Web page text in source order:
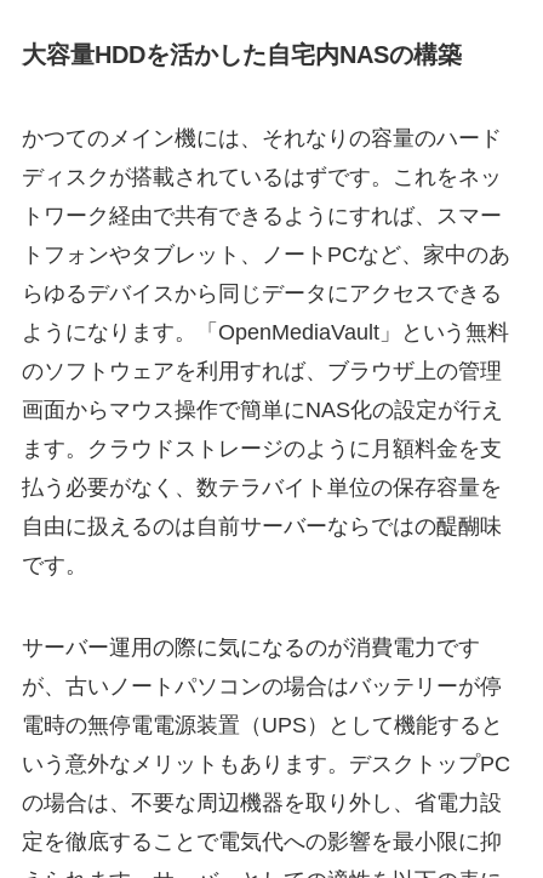
大容量HDDを活かした自宅内NASの構築
かつてのメイン機には、それなりの容量のハード
ディスクが搭載されているはずです。これをネッ
トワーク経由で共有できるようにすれば、スマー
トフォンやタブレット、ノートPCなど、家中のあ
らゆるデバイスから同じデータにアクセスできる
ようになります。「OpenMediaVault」という無料
のソフトウェアを利用すれば、ブラウザ上の管理
画面からマウス操作で簡単にNAS化の設定が行え
ます。クラウドストレージのように月額料金を支
払う必要がなく、数テラバイト単位の保存容量を
自由に扱えるのは自前サーバーならではの醍醐味
です。
サーバー運用の際に気になるのが消費電力です
が、古いノートパソコンの場合はバッテリーが停
電時の無停電電源装置（UPS）として機能すると
いう意外なメリットもあります。デスクトップPC
の場合は、不要な周辺機器を取り外し、省電力設
定を徹底することで電気代への影響を最小限に抑